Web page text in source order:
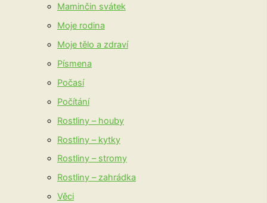
Maminčin svátek
Moje rodina
Moje tělo a zdraví
Písmena
Počasí
Počítání
Rostliny – houby
Rostliny – kytky
Rostliny – stromy
Rostliny – zahrádka
Věci